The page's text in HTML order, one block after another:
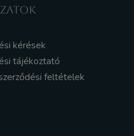
kérések
tájékoztató
feltételek